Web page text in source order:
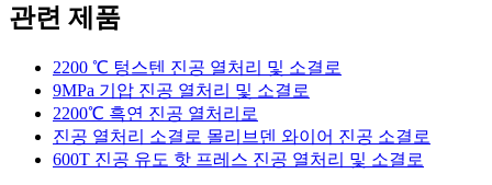
관련 제품
2200 ℃ 텅스텐 진공 열처리 및 소결로
9MPa 기압 진공 열처리 및 소결로
2200℃ 흑연 진공 열처리로
진공 열처리 소결로 몰리브덴 와이어 진공 소결로
600T 진공 유도 핫 프레스 진공 열처리 및 소결로